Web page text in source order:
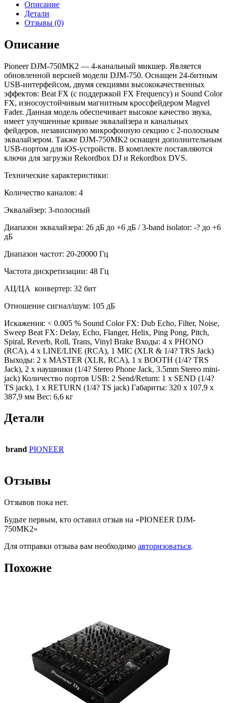
Описание
Детали
Отзывы (0)
Описание
Pioneer DJM-750MK2 — 4-канальный микшер. Является
обновленной версией модели DJM-750. Оснащен 24-битным
USB-интерфейсом, двумя секциями высококачественных
эффектов: Beat FX (с поддержкой FX Frequency) и Sound Color
FX, износоустойчивым магнитным кроссфейдером Magvel
Fader. Данная модель обеспечивает высокое качество звука,
имеет улучшенные кривые эквалайзера и канальных
фейдеров, независимую микрофонную секцию с 2-полосным
эквалайзером. Также DJM-750MK2 оснащен дополнительным
USB-портом для iOS-устройств. В комплекте поставляются
ключи для загрузки Rekordbox DJ и Rekordbox DVS.
Технические характеристики:
Количество каналов: 4
Эквалайзер: 3-полосный
Диапазон эквалайзера: 26 дБ до +6 дБ / 3-band isolator: -? до +6
дБ
Диапазон частот: 20-20000 Гц
Частота дискретизации: 48 Гц
АЦ/ЦА конвертер: 32 бит
Отношение сигнал/шум: 105 дБ
Искажения: < 0.005 % Sound Color FX: Dub Echo, Filter, Noise,
Sweep Beat FX: Delay, Echo, Flanger, Helix, Ping Pong, Pitch,
Spiral, Reverb, Roll, Trans, Vinyl Brake Входы: 4 х PHONO
(RCA), 4 х LINE/LINE (RCA), 1 MIC (XLR & 1/4? TRS Jack)
Выходы: 2 x MASTER (XLR, RCA), 1 x BOOTH (1/4? TRS
Jack), 2 x наушники (1/4? Stereo Phone Jack, 3.5mm Stereo mini-
jack) Количество портов USB: 2 Send/Return: 1 х SEND (1/4?
TS jack), 1 х RETURN (1/4? TS jack) Габариты: 320 х 107,9 х
387,9 мм Вес: 6,6 кг
Детали
brand PIONEER
Отзывы
Отзывов пока нет.
Будьте первым, кто оставил отзыв на «PIONEER DJM-
750MK2»
Для отправки отзыва вам необходимо авторизоваться.
Похожие